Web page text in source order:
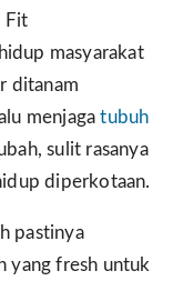
Fit
masyarakat
ditanam
menjagatubuh
sulit rasanya
diperkotaan.
pastinya
yang fresh untuk